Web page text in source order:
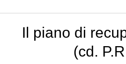
Il piano di
(cd.